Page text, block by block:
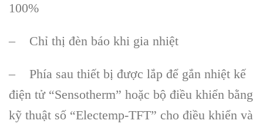
100%
– Chỉ thị đèn báo khi gia nhiệt
– Phía sau thiết bị được lắp để gắn nhiệt kế
điện tử “Sensotherm” hoặc bộ điều khiển bằng
kỹ thuật số “Electemp-TFT” cho điều khiển và